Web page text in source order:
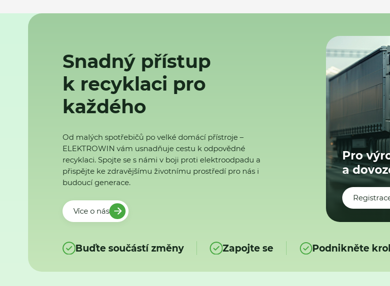
Snadný přístup
k recyklaci pro
každého
Od malých spotřebičů po velké domácí přístroje –
ELEKTROWIN vám usnadňuje cestu k odpovědné
recyklaci. Spojte se s námi v boji proti elektroodpadu a
přispějte ke zdravějšímu životnímu prostředí pro nás i
budoucí generace.
Více o nás
Pro
a
Buďte součástí změny Zapojte se Podnikněte